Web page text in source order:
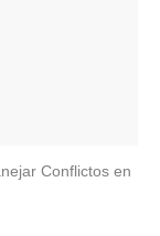
Conflictos en